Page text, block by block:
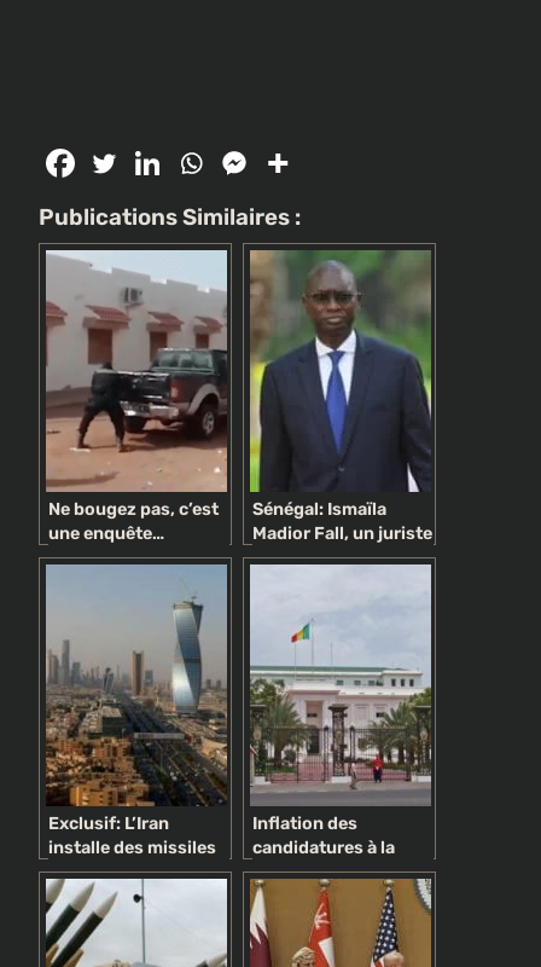
Publications Similaires :
Ne bougez pas, c’est
une enquête…
politique !
Sénégal: Ismaïla
Madior Fall, un juriste
pyromane
service du Président
Exclusif: L’Iran
installe des missiles
dans des avant-
postes en Irak
Inflation des
candidatures à la
présidentielle de
2019: candidatures
variées, intérêts
divers